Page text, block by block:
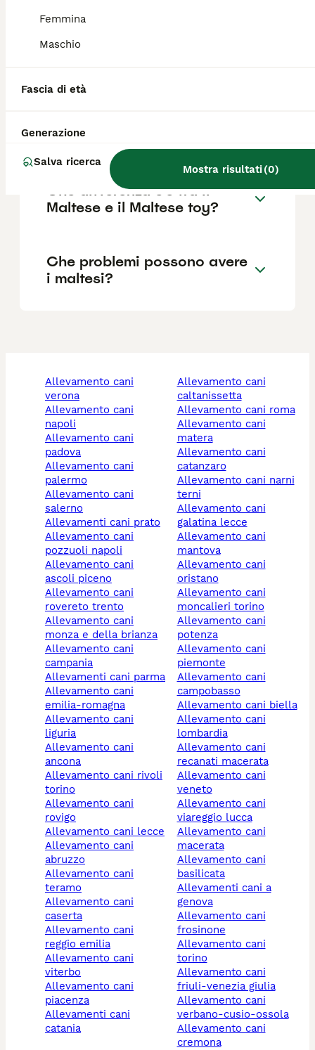
Femmina
Maschio
Fascia di età
Generazione
Salva ricerca
Mostra risultati(0)
la posizione.
cane Maltese?
Per chi è adatto il Maltese?
Che differenza c'è tra il
Maltese e il Maltese toy?
Che problemi possono avere
i maltesi?
allevamento cani
verona
allevamento cani
napoli
allevamento cani
padova
allevamento cani
palermo
allevamento cani
salerno
allevamenti cani prato
allevamento cani
pozzuoli napoli
allevamento cani
ascoli piceno
allevamento cani
rovereto trento
allevamento cani
monza e della brianza
allevamento cani
campania
allevamenti cani parma
allevamento cani
emilia-romagna
allevamento cani
liguria
allevamento cani
ancona
allevamento cani rivoli
torino
allevamento cani
rovigo
allevamento cani lecce
allevamento cani
abruzzo
allevamento cani
teramo
allevamento cani
caserta
allevamento cani
reggio emilia
allevamento cani
viterbo
allevamento cani
piacenza
allevamenti cani
catania
allevamento cani
caltanissetta
allevamento cani roma
allevamento cani
matera
allevamento cani
catanzaro
allevamento cani narni
terni
allevamento cani
galatina lecce
allevamento cani
mantova
allevamento cani
oristano
allevamento cani
moncalieri torino
allevamento cani
potenza
allevamento cani
piemonte
allevamento cani
campobasso
allevamento cani biella
allevamento cani
lombardia
allevamento cani
recanati macerata
allevamento cani
veneto
allevamento cani
viareggio lucca
allevamento cani
macerata
allevamento cani
basilicata
allevamenti cani a
genova
allevamento cani
frosinone
allevamento cani
torino
allevamento cani
friuli-venezia giulia
allevamento cani
verbano-cusio-ossola
allevamento cani
cremona